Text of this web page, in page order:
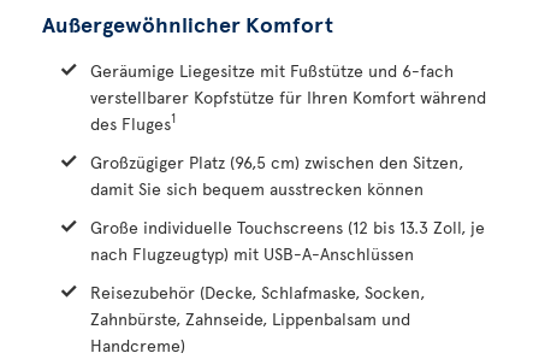
Außergewöhnlicher Komfort
Geräumige Liegesitze mit Fußstütze und 6-fach
verstellbarer Kopfstütze für Ihren Komfort während
des Fluges1
Großzügiger Platz (96,5 cm) zwischen den Sitzen,
damit Sie sich bequem ausstrecken können
Große individuelle Touchscreens (12 bis 13.3 Zoll, je
nach Flugzeugtyp) mit USB-A-Anschlüssen
Reisezubehör (Decke, Schlafmaske, Socken,
Zahnbürste, Zahnseide, Lippenbalsam und
Handcreme)